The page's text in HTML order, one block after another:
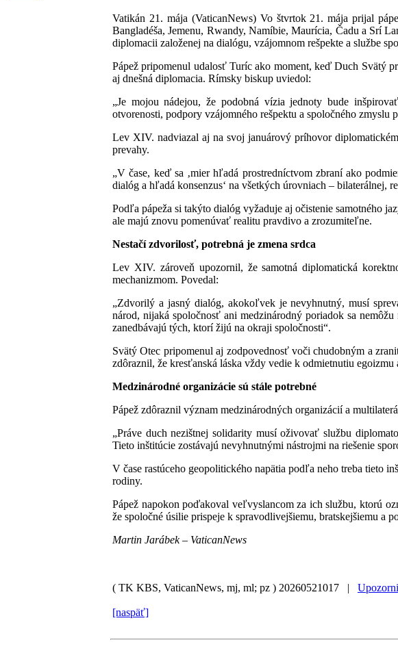
Vatikán 21. mája (VaticanNews) Vo štvrtok 21. mája prijal
Bangladéša, Jemenu, Rwandy, Namíbie, Maurícia, Čadu a Srí
diplomacii založenej na dialógu, vzájomnom rešpekte a službe
Pápež pripomenul udalosť Turíc ako moment, keď Duch Svätý
aj dnešná diplomacia. Rímsky biskup uviedol:
„Je mojou nádejou, že podobná vízia jednoty bude
otvorenosti, podpory vzájomného rešpektu a spoločného zmyslu
Lev XIV. nadviazal aj na svoj januárový príhovor
prevahy.
„V čase, keď sa ‚mier hľadá prostredníctvom zbraní ako
dialóg a hľadá konsenzus‘ na všetkých úrovniach – bilaterálnej,
Podľa pápeža si takýto dialóg vyžaduje aj očistenie samotného
ale majú znovu pomenúvať realitu pravdivo a zrozumiteľne.
Nestačí zdvorilosť, potrebná je zmena srdca
Lev XIV. zároveň upozornil, že samotná diplomatická
mechanizmom. Povedal:
„Zdvorilý a jasný dialóg, akokoľvek je nevyhnutný, musí
národ, nijaká spoločnosť ani medzinárodný poriadok sa
zanedbávajú tých, ktorí žijú na okraji spoločnosti“.
Svätý Otec pripomenul aj zodpovednosť voči chudobným a
zdôraznil, že kresťanská láska vždy vedie k odmietnutiu egoizmu
Medzinárodné organizácie sú stále potrebné
Pápež zdôraznil význam medzinárodných organizácií a
„Práve duch nezištnej solidarity musí oživovať službu
Tieto inštitúcie zostávajú nevyhnutnými nástrojmi na riešenie
V čase rastúceho geopolitického napätia podľa neho treba tieto
rodiny.
Pápež napokon poďakoval veľvyslancom za ich službu, ktorú
že spoločné úsilie prispeje k spravodlivejšiemu, bratskejšiemu a
Martin Jarábek – VaticanNews
( TK KBS, VaticanNews, mj, ml; pz ) 20260521017 |
[naspäť]